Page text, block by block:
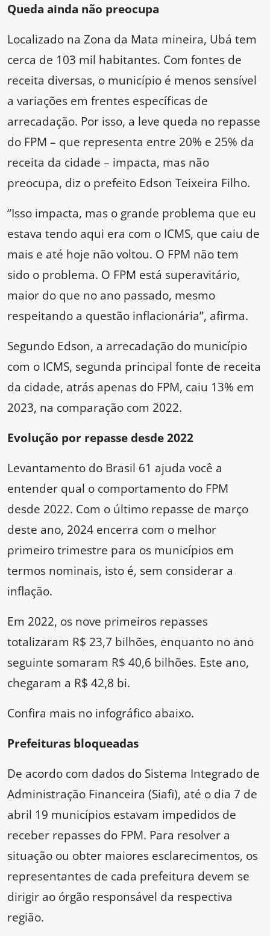
Queda ainda não preocupa
Localizado na Zona da Mata mineira, Ubá tem
cerca de 103 mil habitantes. Com fontes de
receita diversas, o município é menos sensível
a variações em frentes específicas de
arrecadação. Por isso, a leve queda no repasse
do FPM – que representa entre 20% e 25% da
receita da cidade – impacta, mas não
preocupa, diz o prefeito Edson Teixeira Filho.
“Isso impacta, mas o grande problema que eu
estava tendo aqui era com o ICMS, que caiu de
mais e até hoje não voltou. O FPM não tem
sido o problema. O FPM está superavitário,
maior do que no ano passado, mesmo
respeitando a questão inflacionária”, afirma.
Segundo Edson, a arrecadação do município
com o ICMS, segunda principal fonte de receita
da cidade, atrás apenas do FPM, caiu 13% em
2023, na comparação com 2022.
Evolução por repasse desde 2022
Levantamento do Brasil 61 ajuda você a
entender qual o comportamento do FPM
desde 2022. Com o último repasse de março
deste ano, 2024 encerra com o melhor
primeiro trimestre para os municípios em
termos nominais, isto é, sem considerar a
inflação.
Em 2022, os nove primeiros repasses
totalizaram R$ 23,7 bilhões, enquanto no ano
seguinte somaram R$ 40,6 bilhões. Este ano,
chegaram a R$ 42,8 bi.
Confira mais no infográfico abaixo.
Prefeituras bloqueadas
De acordo com dados do Sistema Integrado de
Administração Financeira (Siafi), até o dia 7 de
abril 19 municípios estavam impedidos de
receber repasses do FPM. Para resolver a
situação ou obter maiores esclarecimentos, os
representantes de cada prefeitura devem se
dirigir ao órgão responsável da respectiva
região.